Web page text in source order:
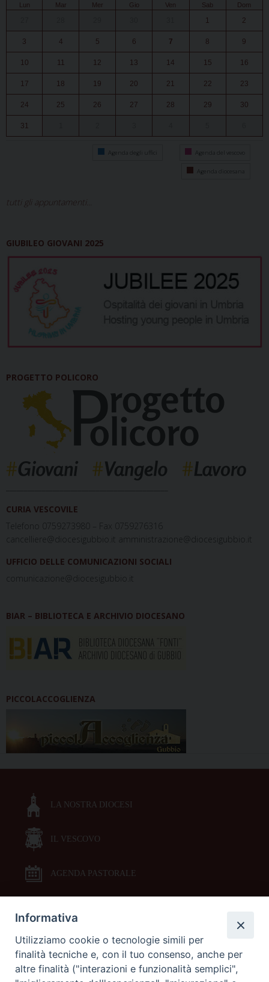
Lun Mar Mer Gio Ven Sab Dom
1 2
3 4 5 6 7 8 9
10 11 12 13 14 15 16
17 18 19 20 21 22 23
24 25 26 27 28 29 30
31
Agenda degli uffici Agenda del vescovo
Agenda diocesana
tutti gli appuntamenti...
GIUBILEO GIOVANI 2025
PROGETTO POLICORO
CURIA VESCOVILE
Telefono 0759273980 – Fax 0759276316
cancelliere@diocesigubbio.it amministrazione@diocesigubbio.it
UFFICIO DELLE COMUNICAZIONI SOCIALI
comunicazione@diocesigubbio.it
BIAR – BIBLIOTECA E ARCHIVIO DIOCESANO
PICCOLACCOGLIENZA
LA NOSTRA DIOCESI
IL VESCOVO
AGENDA PASTORALE
DOCUMENTI PASTORALI
ORARI MESSE
Informativa
Utilizziamo cookie o tecnologie simili per
finalità tecniche e, con il tuo consenso, anche per
altre finalità ("interazioni e funzionalità semplici",